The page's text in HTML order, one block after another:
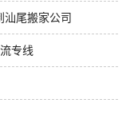
汕尾搬家公司
专线